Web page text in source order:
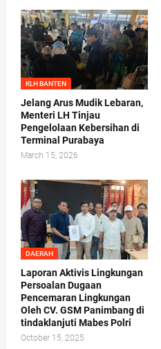
KLH BANTEN
Jelang Arus Mudik Lebaran,
Menteri LH Tinjau
Pengelolaan Kebersihan di
Terminal Purabaya
March 15, 2026
DAERAH
Laporan Aktivis Lingkungan
Persoalan Dugaan
Pencemaran Lingkungan
Oleh CV. GSM Panimbang di
tindaklanjuti Mabes Polri
October 15, 2025